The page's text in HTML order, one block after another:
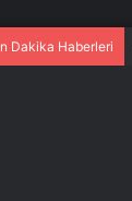
Dakika Haberleri